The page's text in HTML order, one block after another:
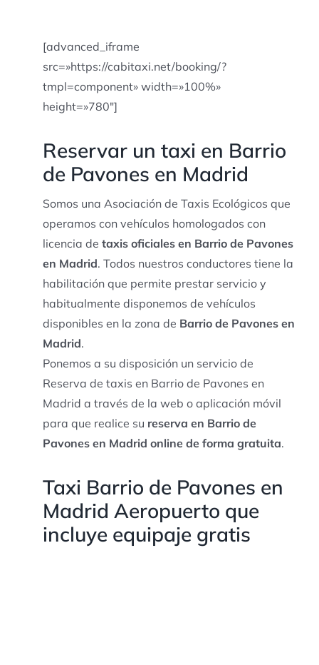
[advanced_iframe
src=»https://cabitaxi.net/booking/?
tmpl=component» width=»100%»
height=»780″]
Reservar un taxi en Barrio
de Pavones en Madrid
Somos una Asociación de Taxis Ecológicos que
operamos con vehículos homologados con
licencia de taxis oficiales en Barrio de Pavones
en Madrid. Todos nuestros conductores tiene la
habilitación que permite prestar servicio y
habitualmente disponemos de vehículos
disponibles en la zona de Barrio de Pavones en
Madrid.
Ponemos a su disposición un servicio de
Reserva de taxis en Barrio de Pavones en
Madrid a través de la web o aplicación móvil
para que realice su reserva en Barrio de
Pavones en Madrid online de forma gratuita.
Taxi Barrio de Pavones en
Madrid Aeropuerto que
incluye equipaje gratis